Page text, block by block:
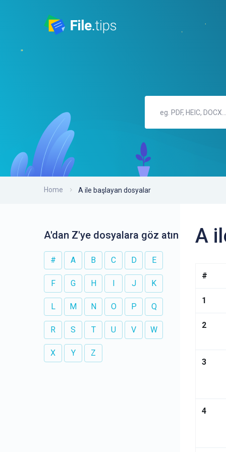
Home A ile başlayan dosyalar
A'dan Z'ye dosyalara göz atın
# A B C D E
F G H I J K
L M N O P Q
R S T U V W
X Y Z
A
#
1
2
3
4